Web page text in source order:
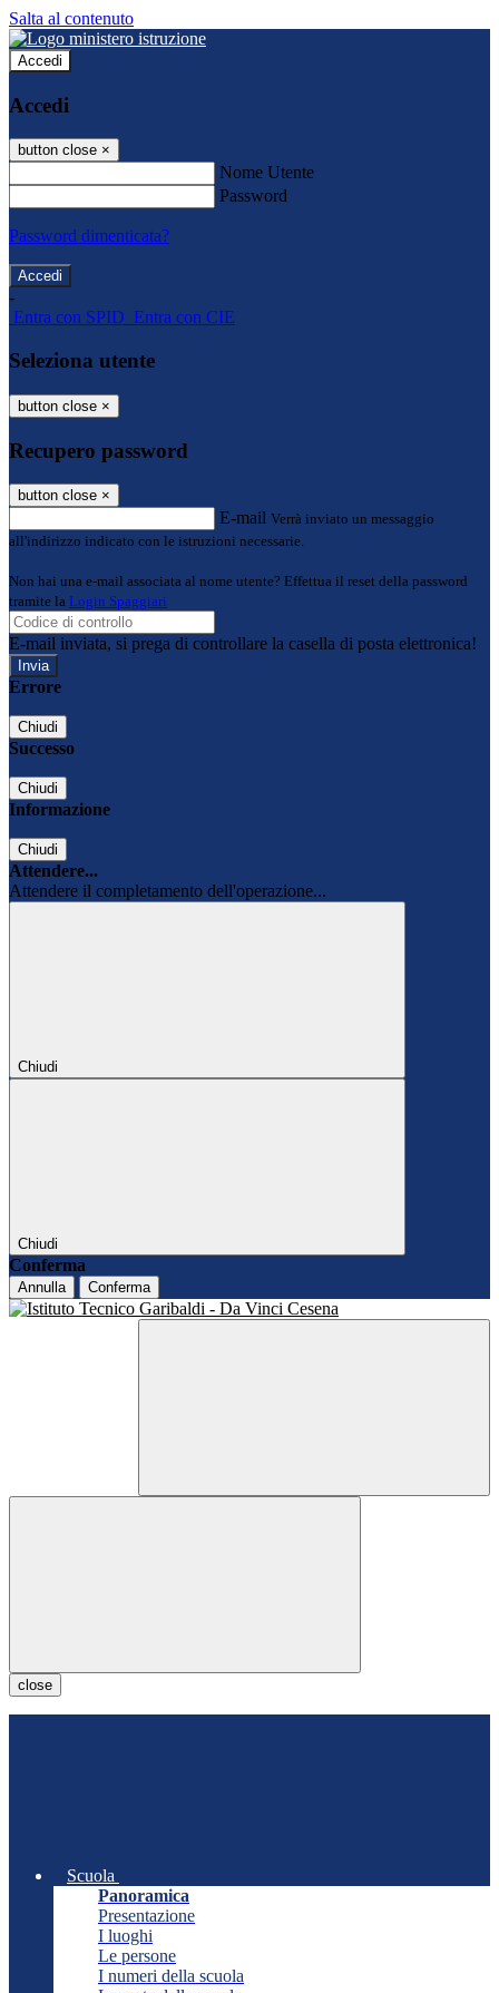
Salta al contenuto
Accedi
Accedi
button close ×
Nome Utente
Password
Password dimenticata?
-
Entra con SPID Entra con CIE
Seleziona utente
button close ×
Recupero password
button close ×
E-mail Verrà inviato un messaggio
all'indirizzo indicato con le istruzioni necessarie.
Non hai una e-mail associata al nome utente? Effettua il reset della password
tramite la Login Spaggiari
E-mail inviata, si prega di controllare la casella di posta elettronica!
Errore
Chiudi
Successo
Chiudi
Informazione
Chiudi
Attendere...
Attendere il completamento dell'operazione...
Chiudi
Chiudi
Conferma
Annulla Conferma
close
Scuola
Panoramica
Presentazione
I luoghi
Le persone
I numeri della scuola